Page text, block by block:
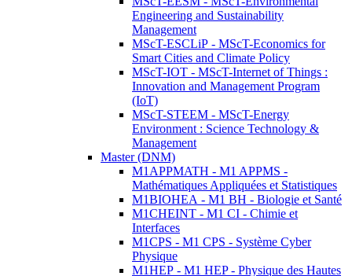
Engineering and Sustainability
Management
MScT-ESCLiP - MScT-Economics for
Smart Cities and Climate Policy
MScT-IOT - MScT-Internet of Things :
Innovation and Management Program
(IoT)
MScT-STEEM - MScT-Energy
Environment : Science Technology &
Management
Master (DNM)
M1APPMATH - M1 APPMS -
Mathématiques Appliquées et Statistiques
M1BIOHEA - M1 BH - Biologie et Santé
M1CHEINT - M1 CI - Chimie et
Interfaces
M1CPS - M1 CPS - Système Cyber
Physique
M1HEP - M1 HEP - Physique des Hautes